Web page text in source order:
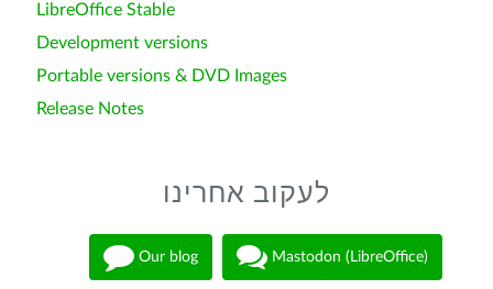
LibreOffice Stable
Development versions
Portable versions & DVD Images
Release Notes
לעקוב אחרינו
Our blog Mastodon (LibreOffice)